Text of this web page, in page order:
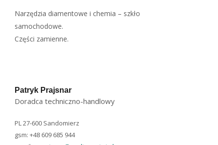
Narzędzia diamentowe i chemia – szkło
samochodowe.
Części zamienne.
Patryk Prajsnar
Doradca techniczno-handlowy
PL 27-600 Sandomierz
gsm: +48 609 685 944